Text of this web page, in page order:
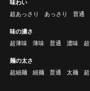
味わい
超あっさり
あっさり 普通
味の濃さ
超薄味
薄味 普通 濃味
麺の太さ
超細麺
細麺 普通 太麺